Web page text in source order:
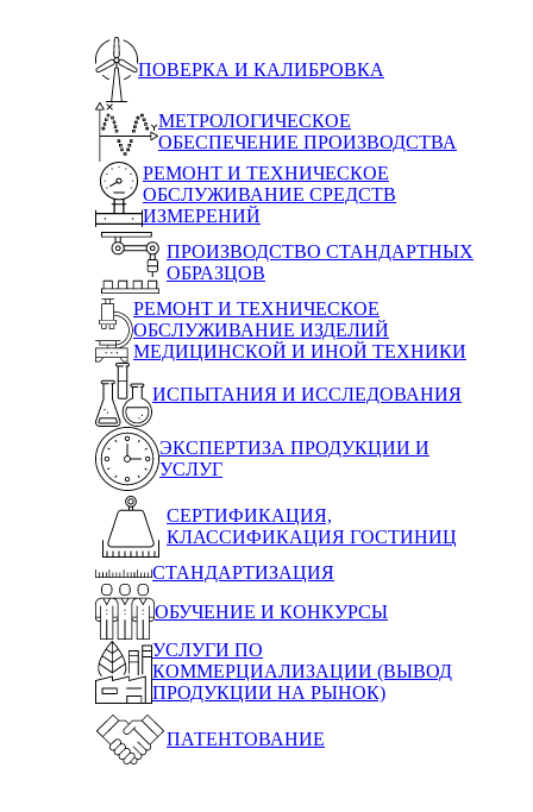
ПОВЕРКА И КАЛИБРОВКА
МЕТРОЛОГИЧЕСКОЕ
ОБЕСПЕЧЕНИЕ ПРОИЗВОДСТВА
РЕМОНТ И ТЕХНИЧЕСКОЕ
ОБСЛУЖИВАНИЕ СРЕДСТВ
ИЗМЕРЕНИЙ
ПРОИЗВОДСТВО СТАНДАРТНЫХ
ОБРАЗЦОВ
РЕМОНТ И ТЕХНИЧЕСКОЕ
ОБСЛУЖИВАНИЕ ИЗДЕЛИЙ
МЕДИЦИНСКОЙ И ИНОЙ ТЕХНИКИ
ИСПЫТАНИЯ И ИССЛЕДОВАНИЯ
ЭКСПЕРТИЗА ПРОДУКЦИИ И
УСЛУГ
СЕРТИФИКАЦИЯ,
КЛАССИФИКАЦИЯ ГОСТИНИЦ
СТАНДАРТИЗАЦИЯ
ОБУЧЕНИЕ И КОНКУРСЫ
УСЛУГИ ПО
КОММЕРЦИАЛИЗАЦИИ (ВЫВОД
ПРОДУКЦИИ НА РЫНОК)
ПАТЕНТОВАНИЕ